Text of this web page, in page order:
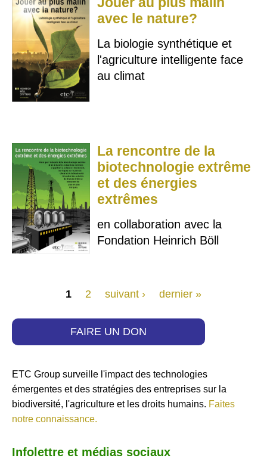
avec le nature?
La biologie synthétique et
l'agriculture intelligente face
au climat
La rencontre de la
biotechnologie extrême
et des énergies
extrêmes
en collaboration avec la
Fondation Heinrich Böll
1 2 suivant › dernier »
FAIRE UN DON
ETC Group surveille l'impact des technologies
émergentes et des stratégies des entreprises sur la
biodiversité, l'agriculture et les droits humains. Faites
notre connaissance.
Infolettre et médias sociaux